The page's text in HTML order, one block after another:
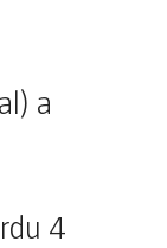
a
4